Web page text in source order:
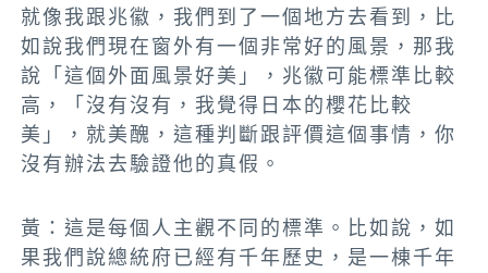
就像我跟兆徽，我們到了一個地方去看到，比
如說我們現在窗外有一個非常好的風景，那我
說「這個外面風景好美」，兆徽可能標準比較
高，「沒有沒有，我覺得日本的櫻花比較
美」，就美醜，這種判斷跟評價這個事情，你
沒有辦法去驗證他的真假。
黃：這是每個人主觀不同的標準。比如說，如
果我們說總統府已經有千年歷史，是一棟千年